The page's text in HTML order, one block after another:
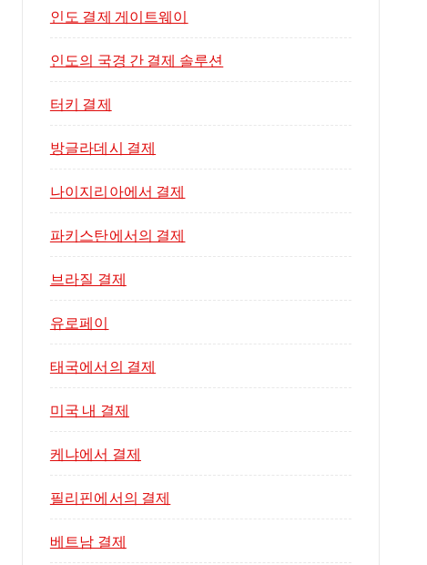
인도 결제 게이트웨이
인도의 국경 간 결제 솔루션
터키 결제
방글라데시 결제
나이지리아에서 결제
파키스탄에서의 결제
브라질 결제
유로페이
태국에서의 결제
미국 내 결제
케냐에서 결제
필리핀에서의 결제
베트남 결제